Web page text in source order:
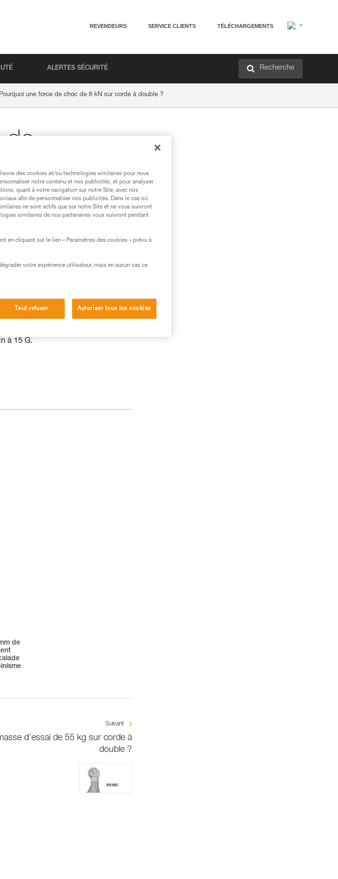
REVENDEURS SERVICE CLIENTS TÉLÉCHARGEMENTS
ALERTES SÉCURITÉ Recherche
Pourquoi une force de choc de 8 kN sur corde à double ?
de
conseil avant de le
pour pouvoir
Validez avec
avant de la
en exister d’autres que
à 15 G.
de
Suivant
d’essai de 55 kg sur corde à
double ?
des cookies et/ou technologies similaires pour nous
notre contenu et nos publicités, et pour analyser
quant à votre navigation sur notre Site, avec nos
afin de personnaliser nos publicités. Dans le cas où
ne sont actifs que sur notre Site et ne vous suivront
similaires de nos partenaires vous suivront pendant
en cliquant sur le lien « Paramètres des cookies » prévu à
votre expérience utilisateur, mais en aucun cas ce
Tout refuser Autoriser tous les cookies